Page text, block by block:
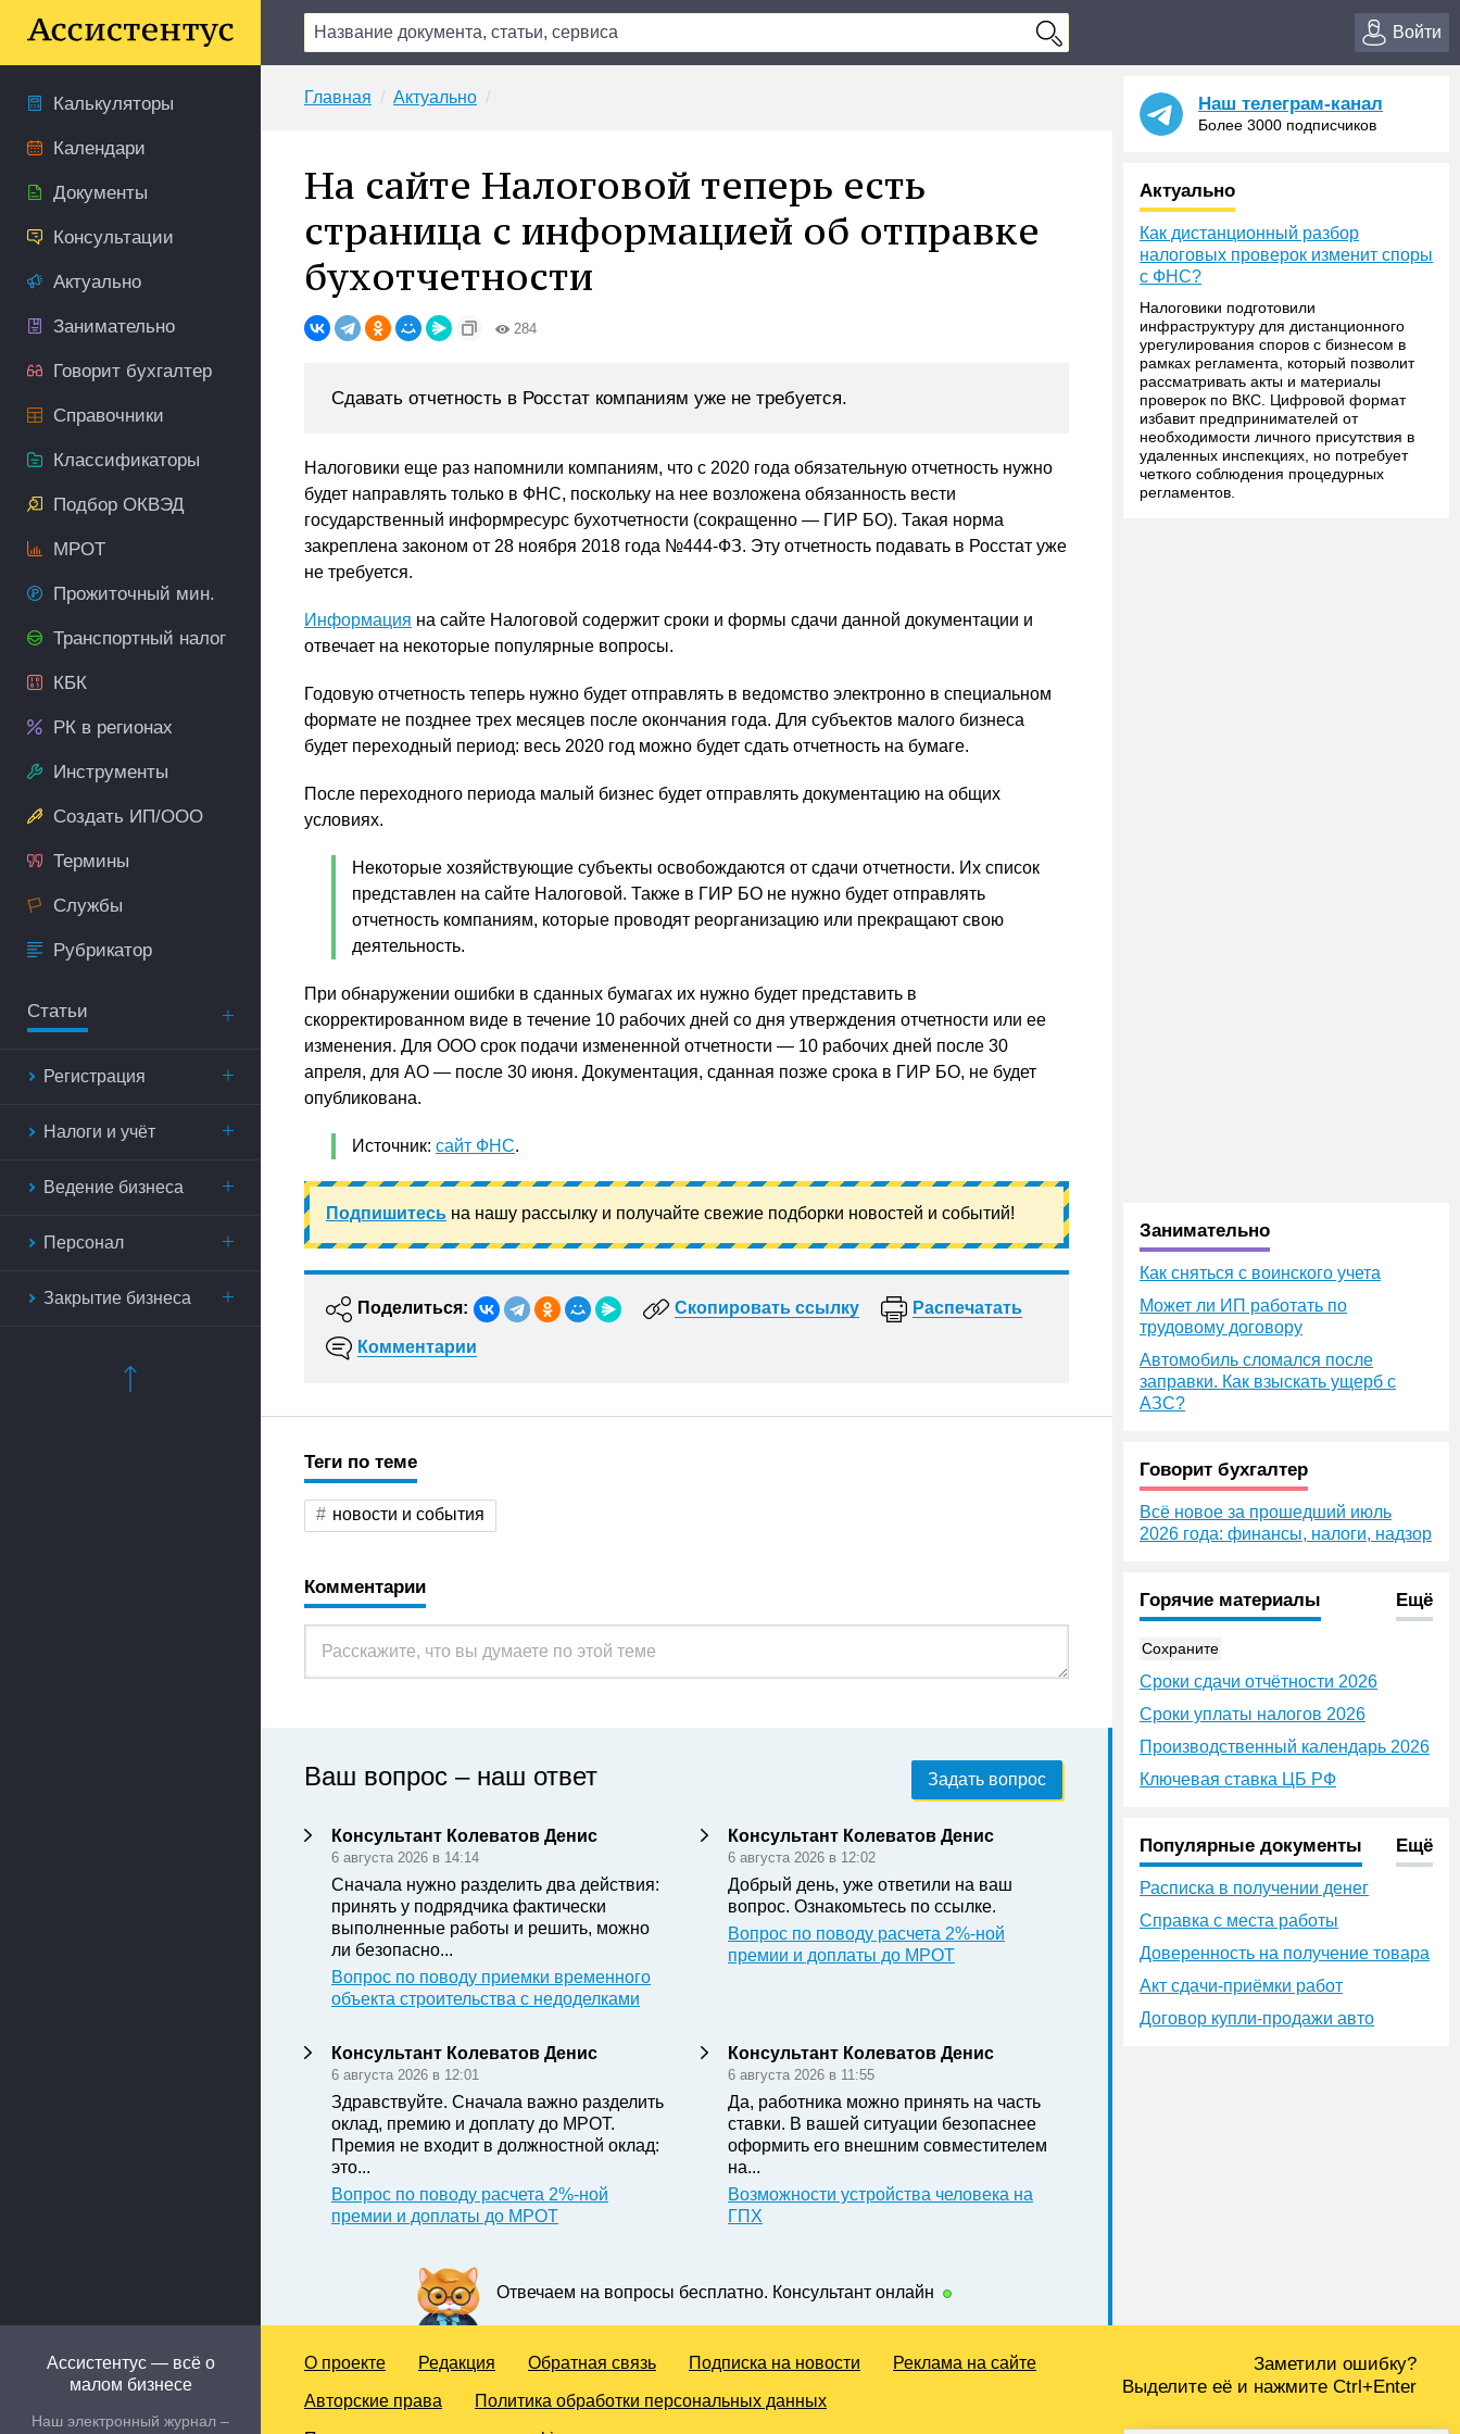
Войти
Калькуляторы
Календари
Документы
Консультации
Актуально
Занимательно
Говорит бухгалтер
Справочники
Классификаторы
Подбор ОКВЭД
МРОТ
Прожиточный мин.
Транспортный налог
КБК
РК в регионах
Инструменты
Создать ИП/ООО
Термины
Службы
Рубрикатор
Статьи
Регистрация
Налоги и учёт
Ведение бизнеса
Персонал
Закрытие бизнеса
Главная Актуально
На сайте Налоговой теперь есть
страница с информацией об отправке
бухотчетности
284
Сдавать отчетность в Росстат компаниям уже не требуется.
Налоговики еще раз напомнили компаниям, что с 2020 года обязательную отчетность нужно
будет направлять только в ФНС, поскольку на нее возложена обязанность вести
государственный информресурс бухотчетности (сокращенно — ГИР БО). Такая норма
закреплена законом от 28 ноября 2018 года №444-ФЗ. Эту отчетность подавать в Росстат уже
не требуется.
Информация на сайте Налоговой содержит сроки и формы сдачи данной документации и
отвечает на некоторые популярные вопросы.
Годовую отчетность теперь нужно будет отправлять в ведомство электронно в специальном
формате не позднее трех месяцев после окончания года. Для субъектов малого бизнеса
будет переходный период: весь 2020 год можно будет сдать отчетность на бумаге.
После переходного периода малый бизнес будет отправлять документацию на общих
условиях.
Некоторые хозяйствующие субъекты освобождаются от сдачи отчетности. Их список
представлен на сайте Налоговой. Также в ГИР БО не нужно будет отправлять
отчетность компаниям, которые проводят реорганизацию или прекращают свою
деятельность.
При обнаружении ошибки в сданных бумагах их нужно будет представить в
скорректированном виде в течение 10 рабочих дней со дня утверждения отчетности или ее
изменения. Для ООО срок подачи измененной отчетности — 10 рабочих дней после 30
апреля, для АО — после 30 июня. Документация, сданная позже срока в ГИР БО, не будет
опубликована.
Источник: сайт ФНС.
Подпишитесь на нашу рассылку и получайте свежие подборки новостей и событий!
Поделиться: Скопировать ссылку Распечатать
Комментарии
Теги по теме
новости и события
Комментарии
Ваш вопрос – наш ответ Задать вопрос
Консультант Колеватов Денис
6 августа 2026 в 14:14
Сначала нужно разделить два действия:
принять у подрядчика фактически
выполненные работы и решить, можно
ли безопасно...
Вопрос по поводу приемки временного
объекта строительства с недоделками
Консультант Колеватов Денис
6 августа 2026 в 12:02
Добрый день, уже ответили на ваш
вопрос. Ознакомьтесь по ссылке .
Вопрос по поводу расчета 2%-ной
премии и доплаты до МРОТ
Консультант Колеватов Денис
6 августа 2026 в 12:01
Здравствуйте. Сначала важно разделить
оклад, премию и доплату до МРОТ.
Премия не входит в должностной оклад:
это...
Вопрос по поводу расчета 2%-ной
премии и доплаты до МРОТ
Консультант Колеватов Денис
6 августа 2026 в 11:55
Да, работника можно принять на часть
ставки. В вашей ситуации безопаснее
оформить его внешним совместителем
на...
Возможности устройства человека на
ГПХ
Отвечаем на вопросы бесплатно. Консультант онлайн
Наш телеграм-канал
Более 3000 подписчиков
Актуально
Как дистанционный разбор
налоговых проверок изменит споры
с ФНС?
Налоговики подготовили
инфраструктуру для дистанционного
урегулирования споров с бизнесом в
рамках регламента, который позволит
рассматривать акты и материалы
проверок по ВКС. Цифровой формат
избавит предпринимателей от
необходимости личного присутствия в
удаленных инспекциях, но потребует
четкого соблюдения процедурных
регламентов.
Занимательно
Как сняться с воинского учета
Может ли ИП работать по
трудовому договору
Автомобиль сломался после
заправки. Как взыскать ущерб с
АЗС?
Говорит бухгалтер
Всё новое за прошедший июль
2026 года: финансы, налоги, надзор
Горячие материалы Ещё
Сохраните
Сроки сдачи отчётности 2026
Сроки уплаты налогов 2026
Производственный календарь 2026
Ключевая ставка ЦБ РФ
Популярные документы Ещё
Расписка в получении денег
Справка с места работы
Доверенность на получение товара
Акт сдачи-приёмки работ
Договор купли-продажи авто
Ассистентус — всё о
малом бизнесе
Наш электронный журнал –
Заметили ошибку?
Выделите её и нажмите Ctrl+Enter
О проекте Редакция Обратная связь Подписка на новости Реклама на сайте
Авторские права Политика обработки персональных данных